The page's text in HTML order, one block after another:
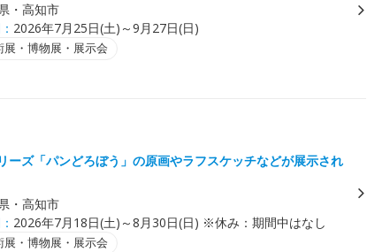
・高知市
2026年7月25日(土)～9月27日(日)
展・博物展・展示会
ーズ「パンどろぼう」の原画やラフスケッチなどが展示され
・高知市
2026年7月18日(土)～8月30日(日) ※休み：期間中はなし
展・博物展・展示会